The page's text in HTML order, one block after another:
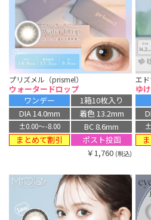
プリズメル（prismel）
ウォータードロップ
ワンデー
1箱10枚入り
DIA 14.0mm
着色 13.2mm
±0.00〜-8.00
BC 8.6mm
まとめて割引
ポスト投函
￥1,760 (税込)
エド
ゆ